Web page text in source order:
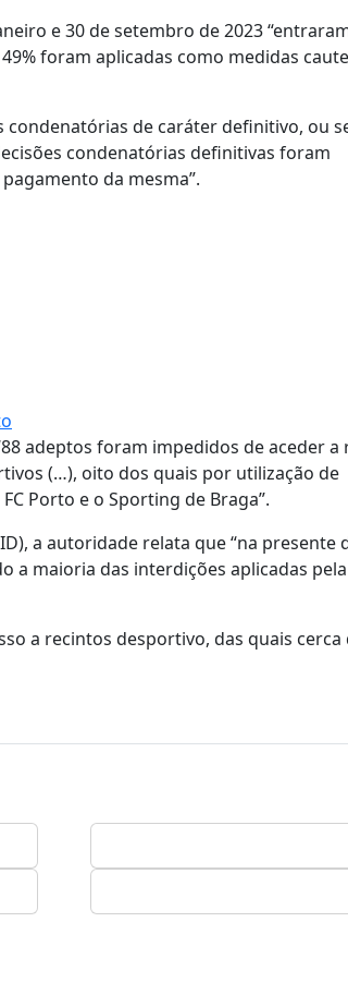
e 30 de setembro de 2023
foram aplicadas como medidas
condenatórias de caráter definitivo, ou
condenatórias definitivas foram
da mesma”.
adeptos foram impedidos de aceder a
(…), oito dos quais por utilização de
Porto e o Sporting de Braga”.
a autoridade relata que “na presente
maioria das interdições aplicadas pela
a recintos desportivo, das quais cerca